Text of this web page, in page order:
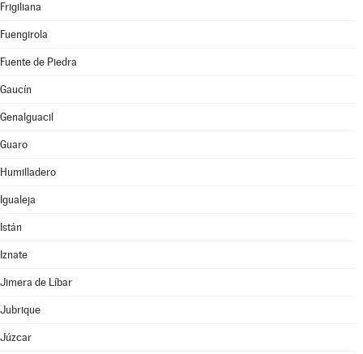
Frigiliana
Fuengirola
Fuente de Piedra
Gaucín
Genalguacil
Guaro
Humilladero
Igualeja
Istán
Iznate
Jimera de Líbar
Jubrique
Júzcar